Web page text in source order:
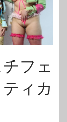
フェ
ィカ